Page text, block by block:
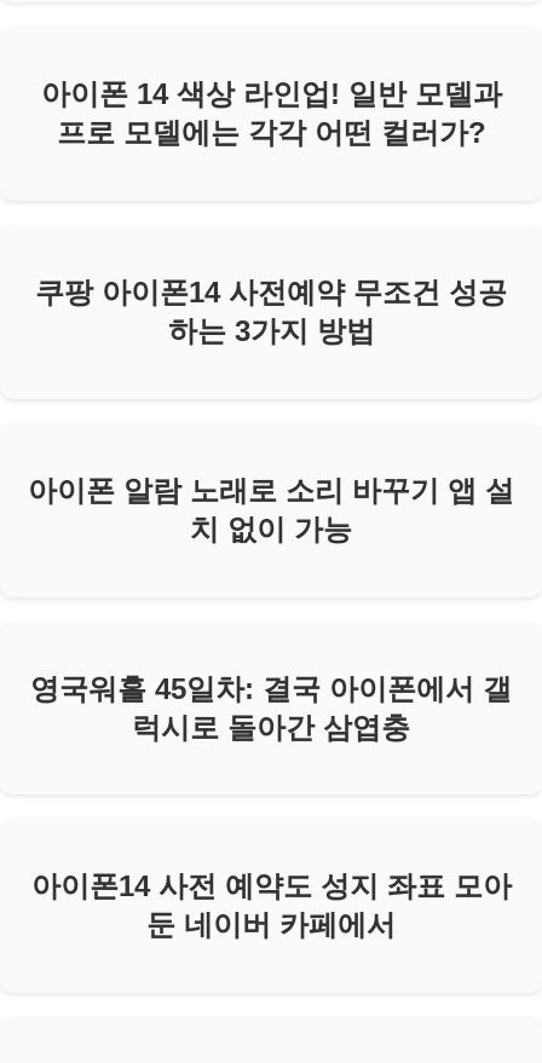
아이폰 14 색상 라인업! 일반 모델과
프로 모델에는 각각 어떤 컬러가?
쿠팡 아이폰14 사전예약 무조건 성공
하는 3가지 방법
아이폰 알람 노래로 소리 바꾸기 앱 설
치 없이 가능
영국워홀 45일차: 결국 아이폰에서 갤
럭시로 돌아간 삼엽충
아이폰14 사전 예약도 성지 좌표 모아
둔 네이버 카페에서